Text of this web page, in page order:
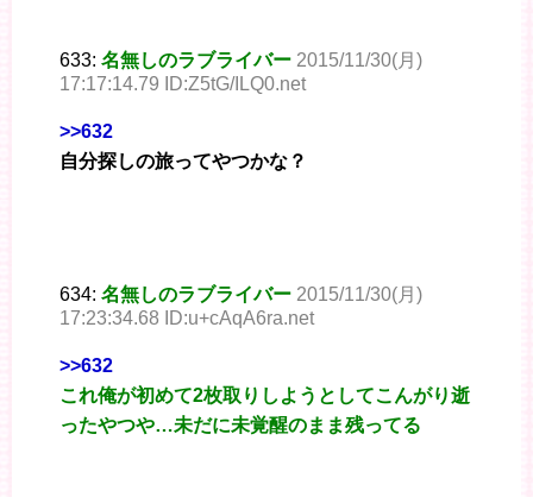
633: 名無しのラブライバー 2015/11/30(月)
17:17:14.79 ID:Z5tG/ILQ0.net
>>632
自分探しの旅ってやつかな？
634: 名無しのラブライバー 2015/11/30(月)
17:23:34.68 ID:u+cAqA6ra.net
>>632
これ俺が初めて2枚取りしようとしてこんがり逝
ったやつや…未だに未覚醒のまま残ってる